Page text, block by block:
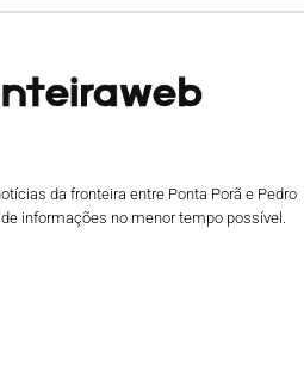
da fronteira entre Ponta Porã e Pedro
informações no menor tempo possível.